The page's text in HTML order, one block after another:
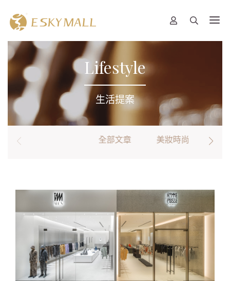
Lifestyle
生活提案
全部文章 美妝時尚